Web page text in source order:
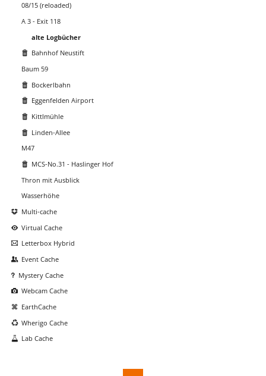
08/15 (reloaded)
A 3 - Exit 118
alte Logbücher
Bahnhof Neustift
Baum 59
Bockerlbahn
Eggenfelden Airport
Kittlmühle
Linden-Allee
M47
MCS-No.31 - Haslinger Hof
Thron mit Ausblick
Wasserhöhe
Multi-cache
Virtual Cache
Letterbox Hybrid
Event Cache
Mystery Cache
Webcam Cache
EarthCache
Wherigo Cache
Lab Cache